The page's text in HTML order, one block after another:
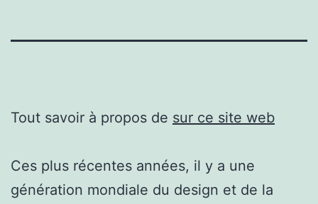
Tout savoir à propos de sur ce site web
Ces plus récentes années, il y a une
génération mondiale du design et de la